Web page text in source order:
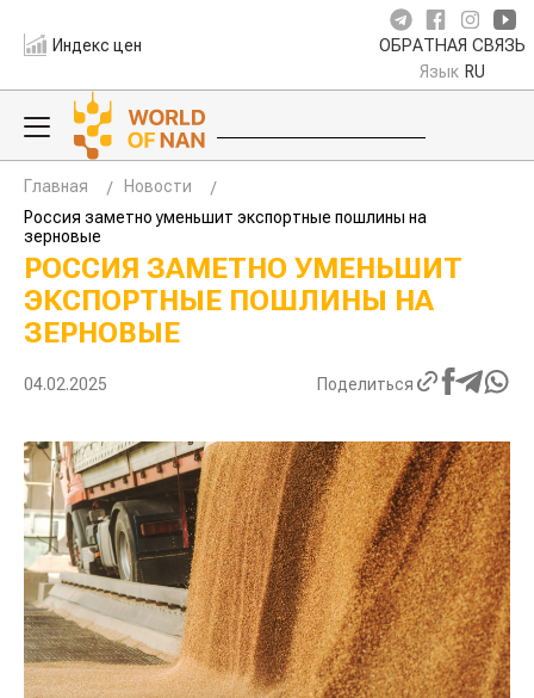
Индекс цен ОБРАТНАЯ СВЯЗЬ
Язык RU
Главная
Новости
Россия заметно уменьшит экспортные пошлины на
зерновые
РОССИЯ ЗАМЕТНО УМЕНЬШИТ
ЭКСПОРТНЫЕ ПОШЛИНЫ НА
ЗЕРНОВЫЕ
04.02.2025 Поделиться